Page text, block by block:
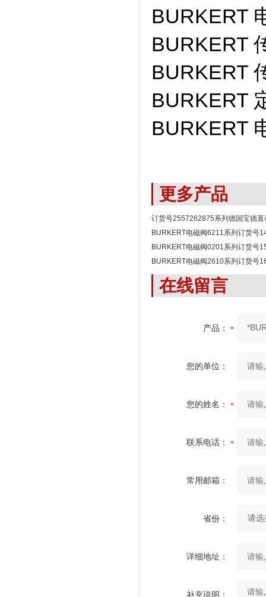
BURKERT
BURKERT
BURKERT
BURKERT
BURKERT
更多产品
订货号2557262875系列德国宝德直
BURKERT电磁阀
BURKERT电磁阀6211系列订货号
BURKERT电磁阀0201系列订货号
BURKERT电磁阀2610系列订货号
在线留言
产品：
您的单位：
您的姓名：
联系电话：
常用邮箱：
省份：
详细地址：
补充说明：